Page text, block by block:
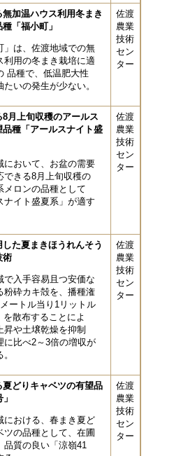
加温ハウス利用冬まき
「福小町」
」は、佐渡地域での無
利用の冬まき栽培に適
品種で、低温肥大性
いの発生が少ない。
佐渡
農業
技術
セン
ター
月上旬収穫のアールス
種「アールスナイト盛
において、お盆の需要
できる8月上旬収穫の
メロンの品種として
ナイト盛夏系」が適す
佐渡
農業
技術
セン
ター
た夏まきほうれんそう
術
で入手容易且つ安価な
粉砕カキ殻を、播種潅
ートル当り1リットル
を散布することによ
昇や土壌乾燥を抑制
に比べ2～3倍の増収が
佐渡
農業
技術
セン
ター
どりキャベツの有望品
における、春まき夏ど
ツの品種として、在圃
品質の良い「涼嶺41
佐渡
農業
技術
セン
ター